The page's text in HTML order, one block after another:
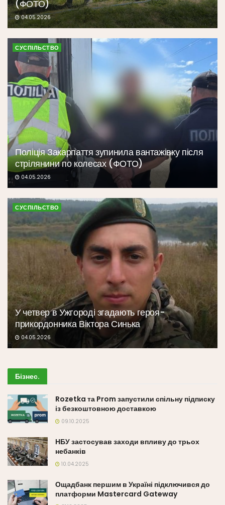
(ФОТО)
04.05.2026
СУСПІЛЬСТВО
Поліція Закарпаття зупинила вантажівку після
стрілянини по колесах (ФОТО)
04.05.2026
СУСПІЛЬСТВО
У четвер в Ужгороді згадають героя-
прикордонника Віктора Синька
04.05.2026
Бізнес.
Rozetka та Prom запустили спільну підписку
із безкоштовною доставкою
09.10.2025
НБУ застосував заходи впливу до трьох
небанків
10.04.2025
Ощадбанк першим в Україні підключився до
платформи Mastercard Gateway